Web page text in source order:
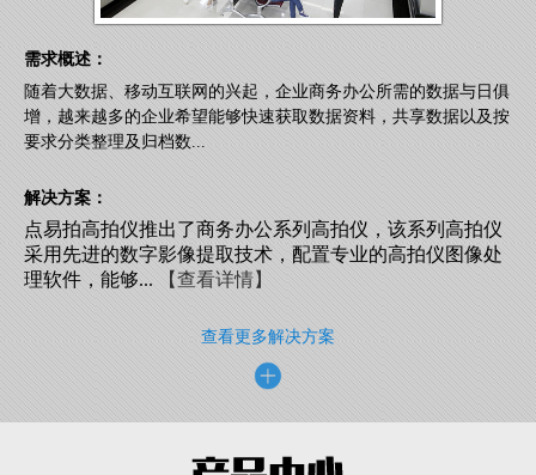
需求概述：
随着大数据、移动互联网的兴起，企业商务办公所需的数据与日俱
增，越来越多的企业希望能够快速获取数据资料，共享数据以及按
要求分类整理及归档数...
解决方案：
点易拍高拍仪推出了商务办公系列高拍仪，该系列高拍仪
采用先进的数字影像提取技术，配置专业的高拍仪图像处
理软件，能够...【查看详情】
查看更多解决方案